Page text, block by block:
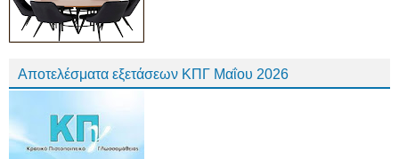
Αποτελέσματα εξετάσεων ΚΠΓ Μαΐου 2026